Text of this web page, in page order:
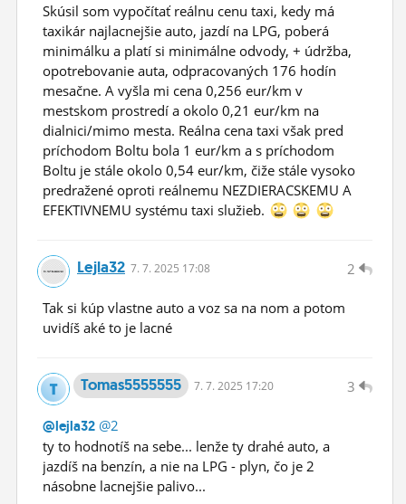
Skúsil som vypočítať reálnu cenu taxi, kedy má
taxikár najlacnejšie auto, jazdí na LPG, poberá
minimálku a platí si minimálne odvody, + údržba,
opotrebovanie auta, odpracovaných 176 hodín
mesačne. A vyšla mi cena 0,256 eur/km v
mestskom prostredí a okolo 0,21 eur/km na
dialnici/mimo mesta. Reálna cena taxi však pred
príchodom Boltu bola 1 eur/km a s príchodom
Boltu je stále okolo 0,54 eur/km, čiže stále vysoko
predražené oproti reálnemu NEZDIERACSKEMU A
EFEKTIVNEMU systému taxi služieb.
2
Lejla32 7. 7. 2025 17:08
Tak si kúp vlastne auto a voz sa na nom a potom
uvidíš aké to je lacné
3
Tomas5555555 7. 7. 2025 17:20
@lejla32 @2
ty to hodnotíš na sebe... lenže ty drahé auto, a
jazdíš na benzín, a nie na LPG - plyn, čo je 2
násobne lacnejšie palivo...